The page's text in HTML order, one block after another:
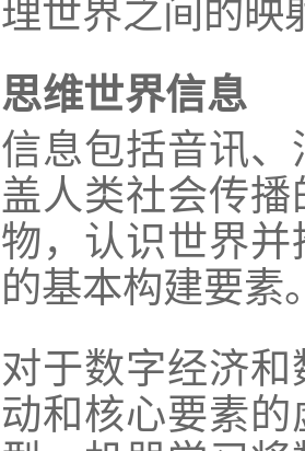
理世界之间的映
思维世界信息
信息包括音讯
盖人类社会传
物，认识世界
的基本构建要素
对于数字经济
动和核心要素